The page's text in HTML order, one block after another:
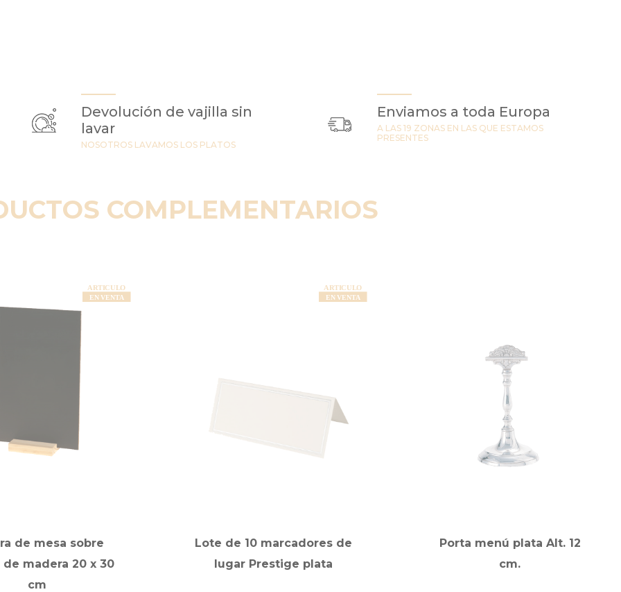
Devolución de vajilla sin
lavar
NOSOTROS LAVAMOS LOS PLATOS
Enviamos a toda Europa
A LAS 19 ZONAS EN LAS QUE ESTAMOS
PRESENTES
COMPLEMENTARIOS
de mesa sobre
madera 20 x 30
cm
Lote de 10 marcadores de
lugar Prestige plata
Porta menú plata Alt. 12
cm.